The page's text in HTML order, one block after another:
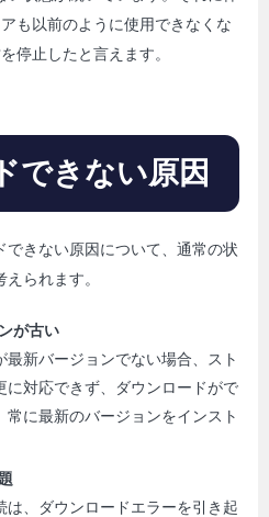
も以前のように使用できなくな
停止したと言えます。
できない原因
できない原因について、通常の状
られます。
が古い
新バージョンでない場合、スト
に対応できず、ダウンロードがで
常に最新のバージョンをインスト
、ダウンロードエラーを引き起